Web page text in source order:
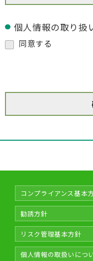
個人情報の取り扱
同意する
コンプライアンス基本
勧誘方針
リスク管理基本方針
個人情報の取扱いにつ